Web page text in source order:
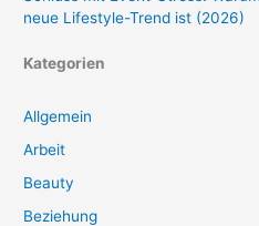
neue Lifestyle-Trend ist (2026)
Kategorien
Allgemein
Arbeit
Beauty
Beziehung